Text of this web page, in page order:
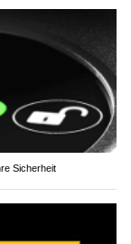
Sicherheit